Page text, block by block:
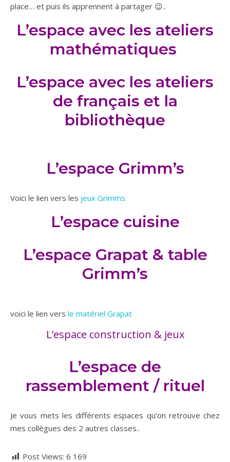
place… et puis ils apprennent à partager 😉..
L’espace avec les ateliers
mathématiques
L’espace avec les ateliers
de français et la
bibliothèque
L’espace Grimm’s
Voici le lien vers les jeux Grimms
L’espace cuisine
L’espace Grapat & table
Grimm’s
voici le lien vers le matériel Grapat
L’espace construction & jeux
L’espace de
rassemblement / rituel
Je vous mets les différents espaces qu’on retrouve chez
mes collègues des 2 autres classes..
Post Views: 6 169